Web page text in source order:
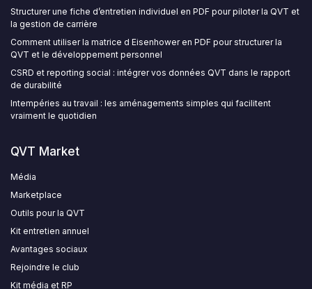
Structurer une fiche d’entretien individuel en PDF pour piloter la QVT et
la gestion de carrière
Comment utiliser la matrice d Eisenhower en PDF pour structurer la
QVT et le développement personnel
CSRD et reporting social : intégrer vos données QVT dans le rapport
de durabilité
Intempéries au travail : les aménagements simples qui facilitent
vraiment le quotidien
QVT Market
Média
Marketplace
Outils pour la QVT
Kit entretien annuel
Avantages sociaux
Rejoindre le club
Kit média et RP